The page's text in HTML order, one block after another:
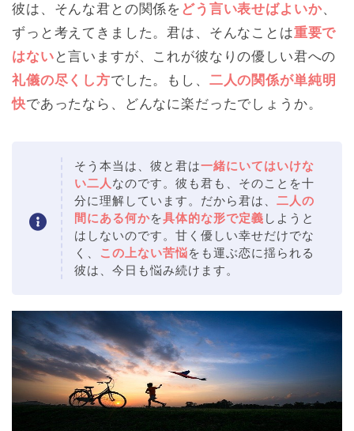
彼は、そんな君との関係を どう言い表せばよいか、
ずっと考えてきました。君は、そんなことは重要で
はない と言いますが、これが彼なりの優しい君への
礼儀の尽くし方でした。もし、 二人の関係が単純明
快であったなら、どんなに楽だったでしょうか。
そう本当は、彼と君は一緒にいてはいけな
い二人 なのです。彼も君も、そのことを十
分に理解しています。だから君は、 二人の
間にある何かを具体的な形で定義 しようと
はしないのです。甘く優しい幸せだけでな
く、
この上ない苦悩をも運ぶ恋に揺られる
彼は、今日も悩み続けます。